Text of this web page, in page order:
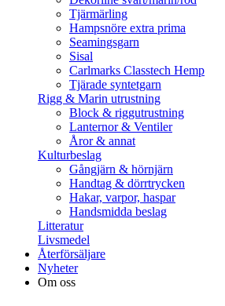
Tjärmärling
Hampsnöre extra prima
Seamingsgarn
Sisal
Carlmarks Classtech Hemp
Tjärade syntetgarn
Rigg & Marin utrustning
Block & riggutrustning
Lanternor & Ventiler
Åror & annat
Kulturbeslag
Gångjärn & hörnjärn
Handtag & dörrtrycken
Hakar, varpor, haspar
Handsmidda beslag
Litteratur
Livsmedel
Återförsäljare
Nyheter
Om oss